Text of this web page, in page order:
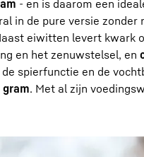
- en is daarom een
in de pure versie
eiwitten levert kwark
en het zenuwstelsel, en
spierfunctie en de
. Met al zijn